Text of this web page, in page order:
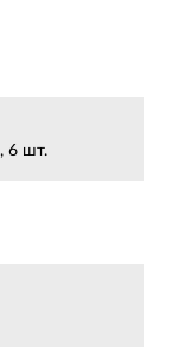
6 шт.